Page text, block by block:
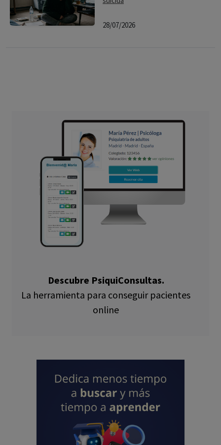
28/07/2026
Descubre PsiquiConsultas.
La herramienta para conseguir pacientes
online